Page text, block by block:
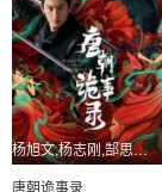
杨旭文,杨志刚,郜思雯,陈创,石悦安鑫,孙雪宁,罗嘉良
唐朝诡事录